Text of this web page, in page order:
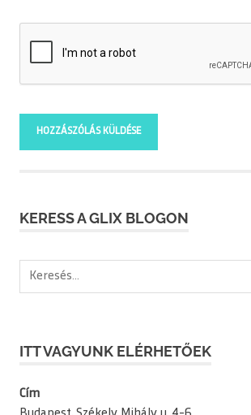
KERESS A GLIX BLOGON
Keresés:
ITT VAGYUNK ELÉRHETŐEK
Cím